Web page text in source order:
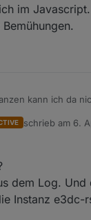
im Javascript.
kann ich da
für Deine
schrieb am 6.
zuletzt editiert
dem Log. Und
Instanz e3dc-